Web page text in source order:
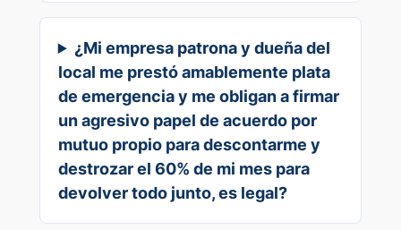
¿Mi empresa patrona y dueña del
local me prestó amablemente plata
de emergencia y me obligan a firmar
un agresivo papel de acuerdo por
mutuo propio para descontarme y
destrozar el 60% de mi mes para
devolver todo junto, es legal?